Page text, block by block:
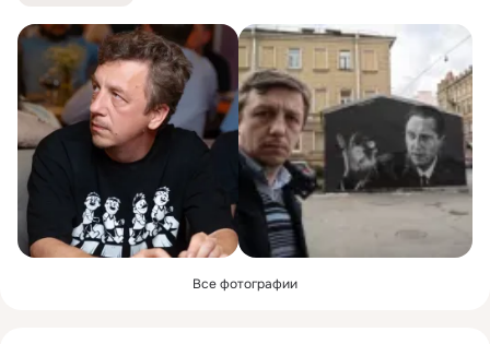
Все фотографии